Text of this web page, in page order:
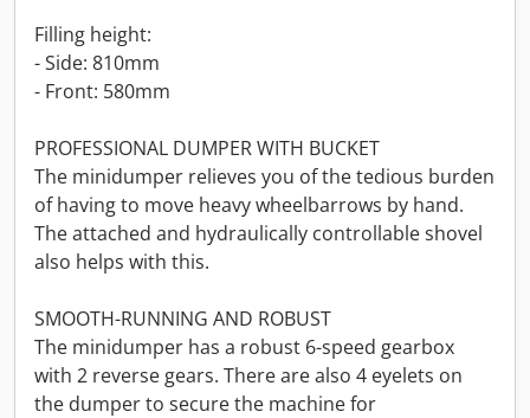
Filling height:
- Side: 810mm
- Front: 580mm
PROFESSIONAL DUMPER WITH BUCKET
The minidumper relieves you of the tedious burden
of having to move heavy wheelbarrows by hand.
The attached and hydraulically controllable shovel
also helps with this.
SMOOTH-RUNNING AND ROBUST
The minidumper has a robust 6-speed gearbox
with 2 reverse gears. There are also 4 eyelets on
the dumper to secure the machine for